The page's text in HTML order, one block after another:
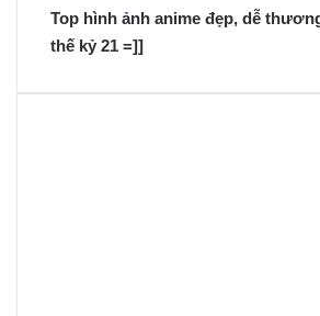
Top hình ảnh anime đẹp, dễ
thế kỷ 21 =]]